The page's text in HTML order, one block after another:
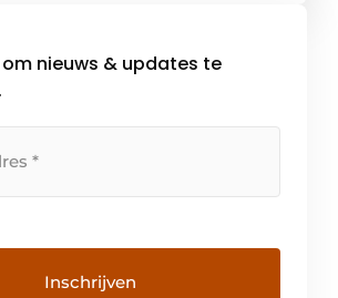
nieuws & updates te